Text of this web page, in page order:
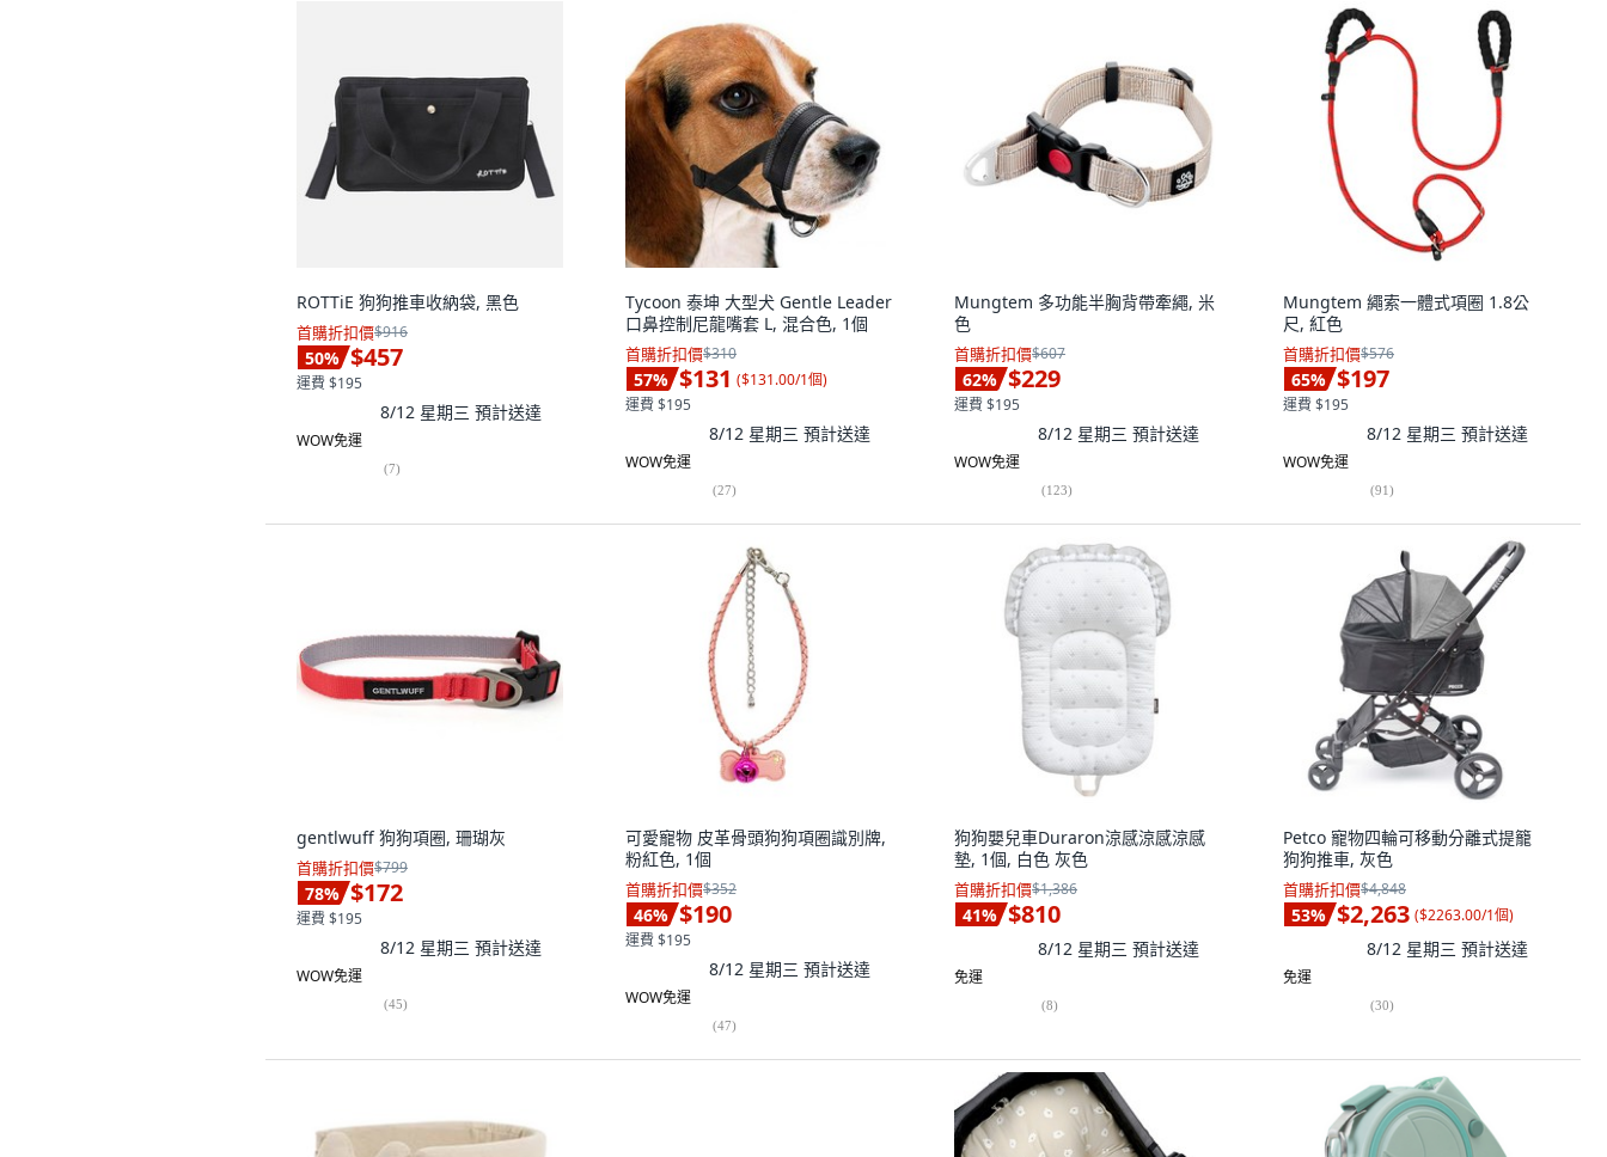
ROTTiE 狗狗推車收納袋, 黑色
首購折扣價$916
50% $457
運費 $195
8/12 星期三 預計送達
WOW免運
(7)
Tycoon 泰坤 大型犬 Gentle Leader
口鼻控制尼龍嘴套 L, 混合色, 1個
首購折扣價$310
57% $131 ($131.00/1個)
運費 $195
8/12 星期三 預計送達
WOW免運
(27)
Mungtem 多功能半胸背帶牽繩, 米
色
首購折扣價$607
62% $229
運費 $195
8/12 星期三 預計送達
WOW免運
(123)
Mungtem 繩索一體式項圈 1.8公
尺, 紅色
首購折扣價$576
65% $197
運費 $195
8/12 星期三 預計送達
WOW免運
(91)
gentlwuff 狗狗項圈, 珊瑚灰
首購折扣價$799
78% $172
運費 $195
8/12 星期三 預計送達
WOW免運
(45)
可愛寵物 皮革骨頭狗狗項圈識別牌,
粉紅色, 1個
首購折扣價$352
46% $190
運費 $195
8/12 星期三 預計送達
WOW免運
(47)
狗狗嬰兒車Duraron涼感涼感涼感
墊, 1個, 白色 灰色
首購折扣價$1,386
41% $810
8/12 星期三 預計送達
免運
(8)
Petco 寵物四輪可移動分離式提籠
狗狗推車, 灰色
首購折扣價$4,848
53% $2,263 ($2263.00/1個)
8/12 星期三 預計送達
免運
(30)